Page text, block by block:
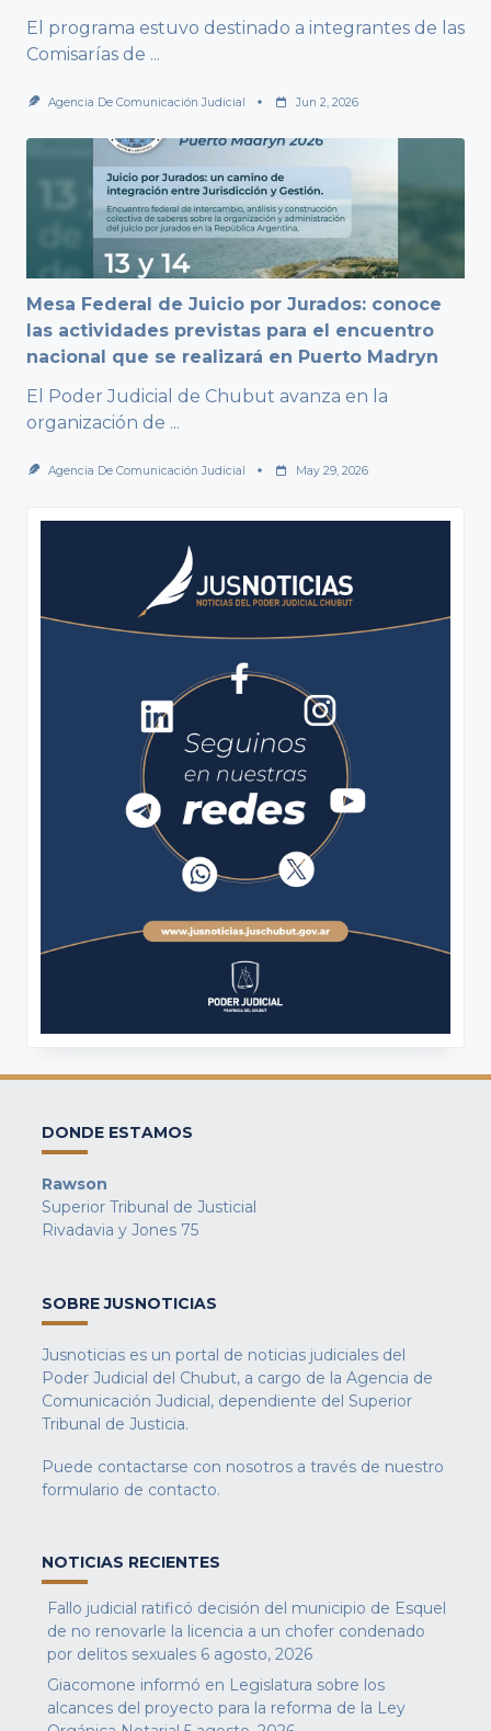
El programa estuvo destinado a integrantes de las
Comisarías de ...
Agencia De Comunicación Judicial Jun 2, 2026
Mesa Federal de Juicio por Jurados: conoce
las actividades previstas para el encuentro
nacional que se realizará en Puerto Madryn
El Poder Judicial de Chubut avanza en la
organización de ...
Agencia De Comunicación Judicial May 29, 2026
DONDE ESTAMOS
Rawson
Superior Tribunal de Justicial
Rivadavia y Jones 75
SOBRE JUSNOTICIAS
Jusnoticias es un portal de noticias judiciales del
Poder Judicial del Chubut, a cargo de la Agencia de
Comunicación Judicial, dependiente del Superior
Tribunal de Justicia.
Puede contactarse con nosotros a través de nuestro
formulario de contacto.
NOTICIAS RECIENTES
Fallo judicial ratificó decisión del municipio de Esquel
de no renovarle la licencia a un chofer condenado
por delitos sexuales 6 agosto, 2026
Giacomone informó en Legislatura sobre los
alcances del proyecto para la reforma de la Ley